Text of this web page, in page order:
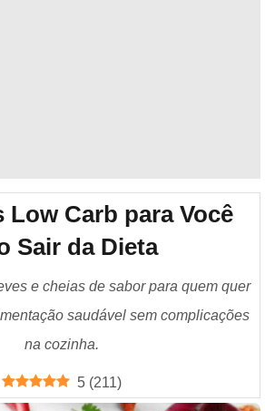
Low Carb para Você
Sair da Dieta
e cheias de sabor para quem quer
saudável sem complicações
na cozinha.
5 (211)